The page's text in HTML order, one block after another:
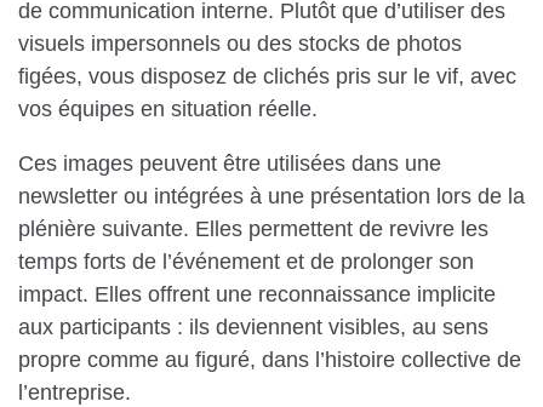
de communication interne. Plutôt que d’utiliser des
visuels impersonnels ou des stocks de photos
figées, vous disposez de clichés pris sur le vif, avec
vos équipes en situation réelle.
Ces images peuvent être utilisées dans une
newsletter ou intégrées à une présentation lors de la
plénière suivante. Elles permettent de revivre les
temps forts de l’événement et de prolonger son
impact. Elles offrent une reconnaissance implicite
aux participants : ils deviennent visibles, au sens
propre comme au figuré, dans l’histoire collective de
l’entreprise.